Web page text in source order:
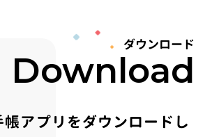
ダウンロード
Download
帳アプリをダウンロードし